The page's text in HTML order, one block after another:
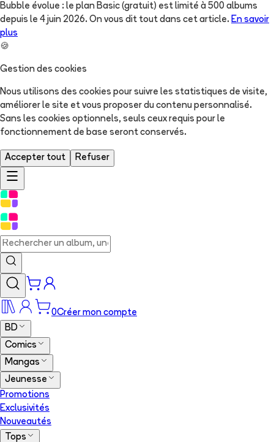
Bubble évolue : le plan Basic (gratuit) est limité à 500 albums
depuis le 4 juin 2026. On vous dit tout dans cet article. En savoir
plus
🍪
Gestion des cookies
Nous utilisons des cookies pour suivre les statistiques de visite,
améliorer le site et vous proposer du contenu personnalisé.
Sans les cookies optionnels, seuls ceux requis pour le
fonctionnement de base seront conservés.
Accepter tout Refuser
0Créer mon compte
BD
Comics
Mangas
Jeunesse
Promotions
Exclusivités
Nouveautés
Tops